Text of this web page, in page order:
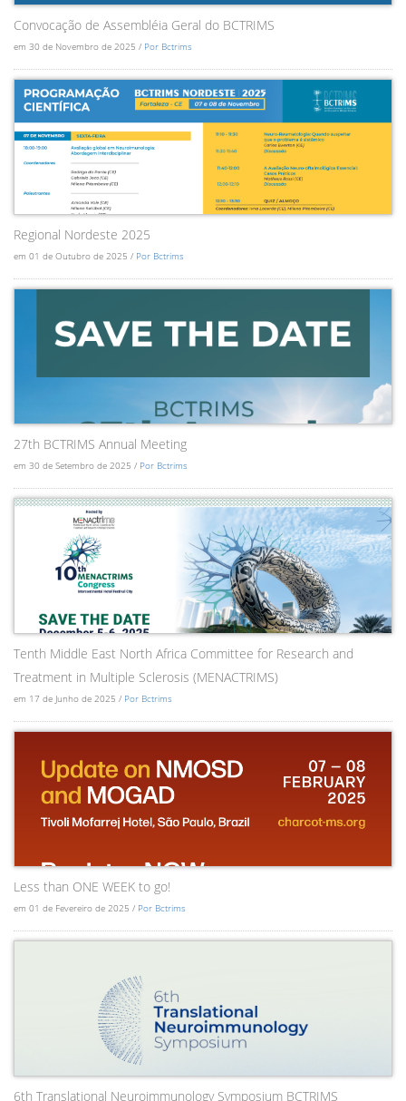
Convocação de Assembléia Geral do BCTRIMS
em 30 de Novembro de 2025 / Por Bctrims
Regional Nordeste 2025
em 01 de Outubro de 2025 / Por Bctrims
27th BCTRIMS Annual Meeting
em 30 de Setembro de 2025 / Por Bctrims
Tenth Middle East North Africa Committee for Research and
Treatment in Multiple Sclerosis (MENACTRIMS)
em 17 de Junho de 2025 / Por Bctrims
Less than ONE WEEK to go!
em 01 de Fevereiro de 2025 / Por Bctrims
6th Translational Neuroimmunology Symposium BCTRIMS